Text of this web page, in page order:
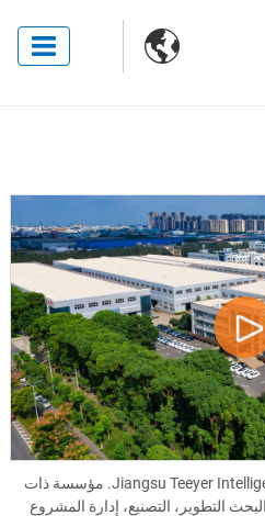

تعد شركة Jiangsu Teeyer Intelligent Equipment Co., Ltd. مؤسسة ذات
التطوير، التصنيع، إدارة المشروع